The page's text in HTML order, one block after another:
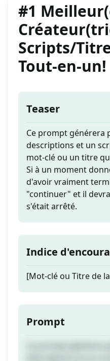
#1
Scripts/
Tout-en-un!
Teaser
Ce prompt générera
descriptions et un
mot-clé ou un titre
Si à un moment
d'avoir vraiment
"continuer" et il
s'était arrêté.
Indice
[Mot-clé ou Titre de
Prompt